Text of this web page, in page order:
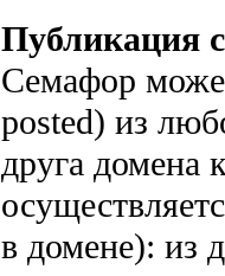
Публикация
Семафор
posted) из
друга домена
в домене): из